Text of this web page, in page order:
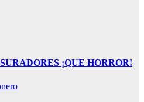
¡QUE HORROR!